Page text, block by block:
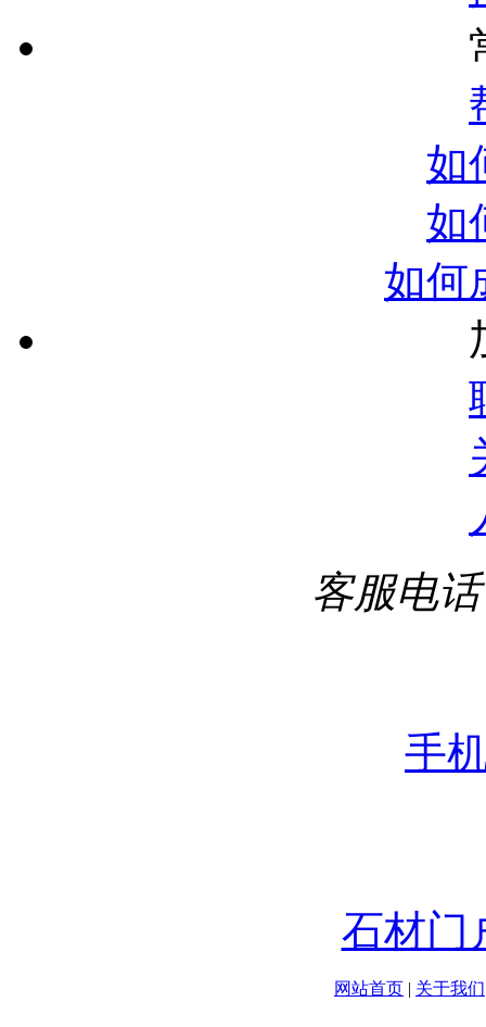
如
如
如何
客服电话
手
石材门
网站首页 | 关于我们